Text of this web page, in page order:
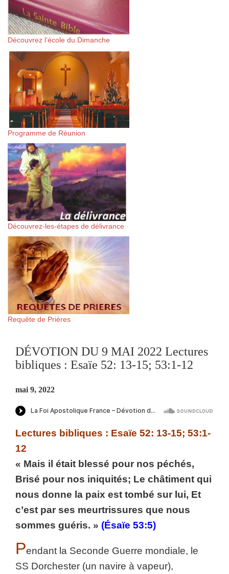
Découvrez l’école du Dimanche
Programme de Réunion
Découvrez-les-étapes de délivrance
Requête de Prières
DÉVOTION DU 9 MAI 2022 Lectures
bibliques : Esaïe 52: 13-15; 53:1-12
mai 9, 2022
Lectures bibliques : Esaïe 52: 13-15; 53:1-
12
« Mais il était blessé pour nos péchés,
Brisé pour nos iniquités; Le châtiment qui
nous donne la paix est tombé sur lui, Et
c’est par ses meurtrissures que nous
sommes guéris. » (Ésaïe 53:5)
Pendant la Seconde Guerre mondiale, le
SS Dorchester (un navire à vapeur),